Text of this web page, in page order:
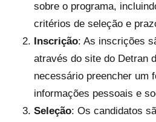
sobre o programa,
critérios de seleção e
Inscrição: As inscrições
através do site do Detran
necessário preencher um
informações pessoais e
Seleção: Os candidatos